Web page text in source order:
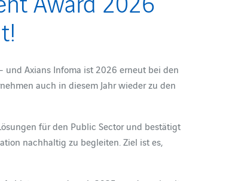
und Axians Infoma ist 2026 erneut bei den
auch in diesem Jahr wieder zu den
für den Public Sector und bestätigt
nachhaltig zu begleiten. Ziel ist es,